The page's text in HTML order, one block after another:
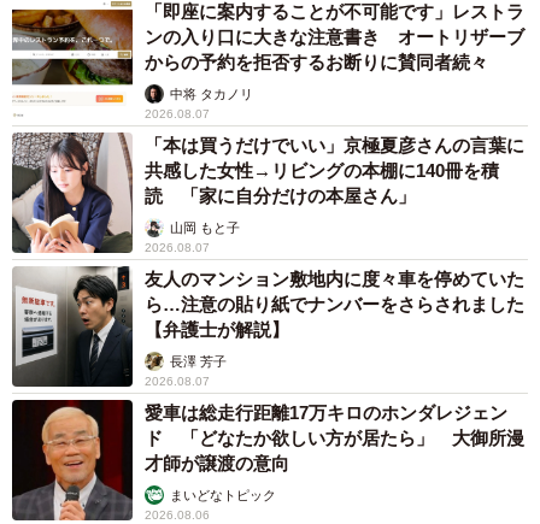
ーー病院に着いた段階で、ハナちゃんの尻尾はしょんぼり
していたそうですね…。
「病院まではルンルンで歩いて来たんですけどね（笑）。
待合室に着いた途端、しっぽを下げて『チーン…』って感
じでした」
「即座に案内することが不可能です」レストラ
ンの入り口に大きな注意書き オートリザーブ
からの予約を拒否するお断りに賛同者続々
中将 タカノリ
2026.08.07
「本は買うだけでいい」京極夏彦さんの言葉に
共感した女性→リビングの本棚に140冊を積
読 「家に自分だけの本屋さん」
山岡 もと子
2026.08.07
友人のマンション敷地内に度々車を停めていた
ら…注意の貼り紙でナンバーをさらされました
【弁護士が解説】
長澤 芳子
2026.08.07
愛車は総走行距離17万キロのホンダレジェン
ド 「どなたか欲しい方が居たら」 大御所漫
才師が譲渡の意向
まいどなトピック
2026.08.06